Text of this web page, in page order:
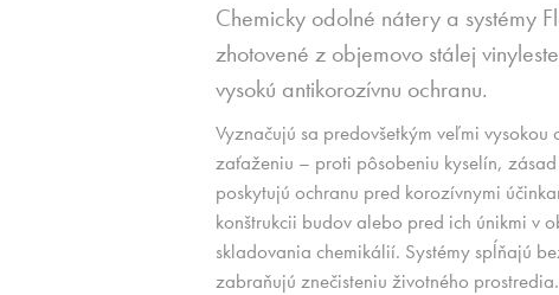
Chemicky odolné nátery a systémy
zhotovené z objemovo stálej
vysokú antikorozívnu ochranu.
Vyznačujú sa predovšetkým veľmi
zaťaženiu – proti pôsobeniu kyselín,
poskytujú ochranu pred korozívnymi
konštrukcii budov alebo pred ich únikmi v
skladovania chemikálií. Systémy spĺňajú
zabraňujú znečisteniu životného prostredia.